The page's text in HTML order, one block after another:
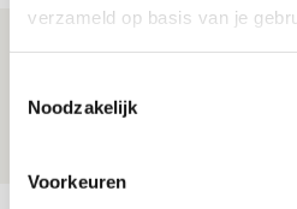
verzameld op basis van je
Noodzakelijk
Voorkeuren
Is dit de laatste
07 AUGUSTUS 2026 - 00:36